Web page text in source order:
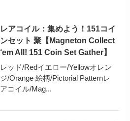
レアコイル：集めよう！151コイ
ンセット 聚【Magneton Collect
‘em All! 151 Coin Set Gather】
レッド/Redイエロー/Yellowオレン
ジ/Orange 絵柄/Pictorial Patternレ
アコイル/Mag...